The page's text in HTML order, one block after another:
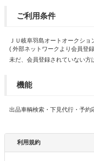
ご利用条件
ＪＵ岐阜羽島オートオークシ
( 外部ネットワークより会員登
未だ、会員登録されていない方
機能
出品車輌検索・下見代行・予約
利用規約